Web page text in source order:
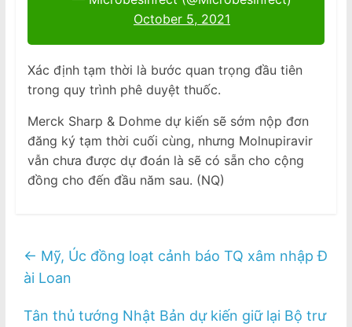
October 5, 2021
Xác định tạm thời là bước quan trọng đầu tiên
trong quy trình phê duyệt thuốc.
Merck Sharp & Dohme dự kiến ​​sẽ sớm nộp đơn
đăng ký tạm thời cuối cùng, nhưng Molnupiravir
vẫn chưa được dự đoán là sẽ có sẵn cho cộng
đồng cho đến đầu năm sau. (NQ)
← Mỹ, Úc đồng loạt cảnh báo TQ xâm nhập Đ
ài Loan
Tân thủ tướng Nhật Bản dự kiến giữ lại Bộ trư